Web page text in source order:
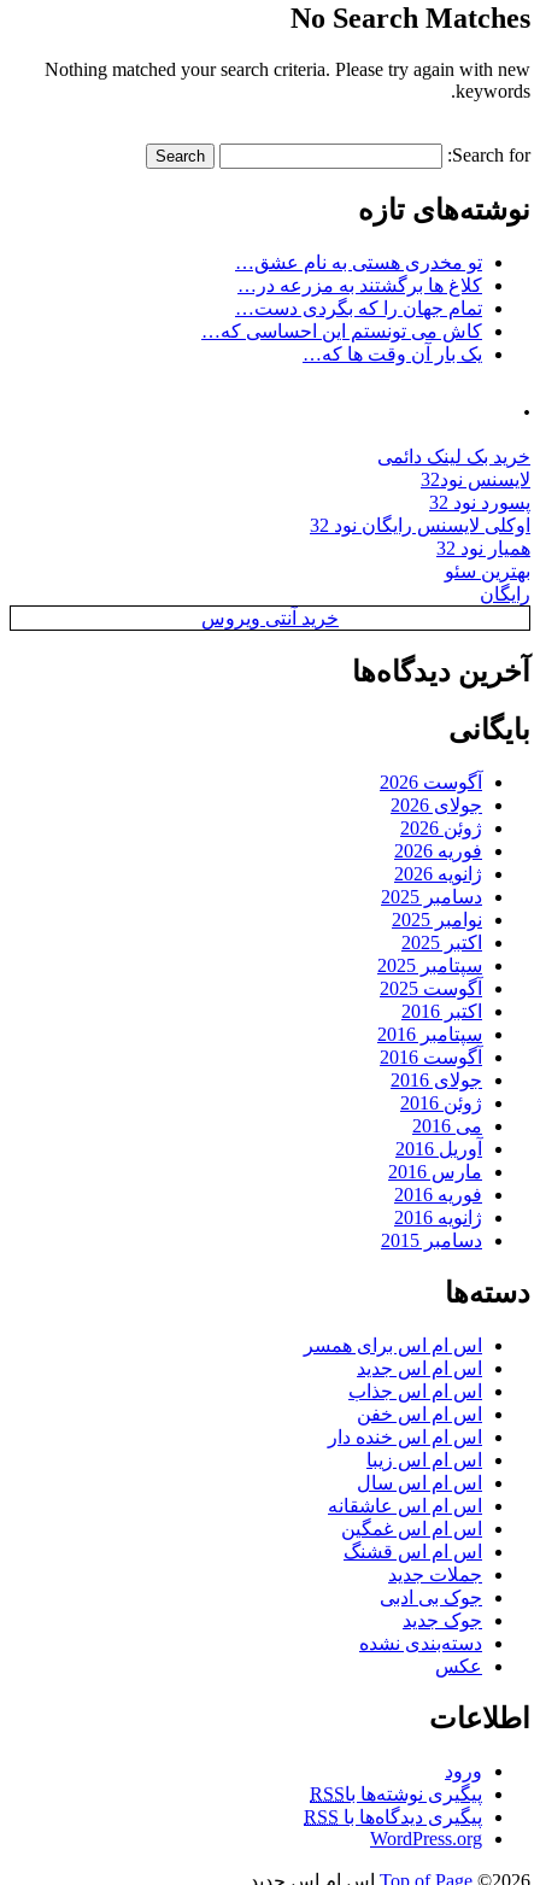
No Search Matches
Nothing matched your search criteria. Please try again with new
keywords.
Search for:
نوشته‌های تازه
تو مخدری هستی به نام عشق…
کلاغ ها برگشتند به مزرعه در…
تمام جهان را که بگردی دست…
کاش می تونستم این احساسی که…
یک بار آن وقت ها که…
.
خرید بک لینک دائمی
لایسنس نود32
پسورد نود 32
اوکلی لایسنس رایگان نود 32
همیار نود 32
بهترین سئو
رایگان
خرید آنتی ویروس
آخرین دیدگاه‌ها
بایگانی
آگوست 2026
جولای 2026
ژوئن 2026
فوریه 2026
ژانویه 2026
دسامبر 2025
نوامبر 2025
اکتبر 2025
سپتامبر 2025
آگوست 2025
اکتبر 2016
سپتامبر 2016
آگوست 2016
جولای 2016
ژوئن 2016
می 2016
آوریل 2016
مارس 2016
فوریه 2016
ژانویه 2016
دسامبر 2015
دسته‌ها
اس ام اس برای همسر
اس ام اس جدید
اس ام اس جذاب
اس ام اس خفن
اس ام اس خنده دار
اس ام اس زیبا
اس ام اس سال
اس ام اس عاشقانه
اس ام اس غمگین
اس ام اس قشنگ
جملات جدید
جوک بی ادبی
جوک جدید
دسته‌بندی نشده
عکس
اطلاعات
ورود
پیگیری نوشته‌ها باRSS
پیگیری دیدگاه‌ها با RSS
WordPress.org
Top of Page ©2026 اس ام اس جدید